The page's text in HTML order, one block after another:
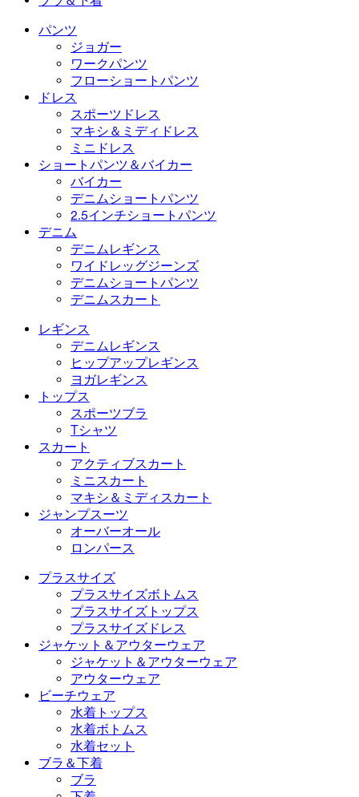
プラスサイズドレス
アウターウェア
水着トップス
水着ボトムス
水着セット
ブラ＆下着
ブラ
下着
パンツ
ジョガー
ワークパンツ
フローショートパンツ
ドレス
スポーツドレス
マキシ＆ミディドレス
ミニドレス
ショートパンツ＆バイカー
バイカー
デニムショートパンツ
2.5インチショートパンツ
デニム
デニムレギンス
ワイドレッグジーンズ
デニムショートパンツ
デニムスカート
レギンス
デニムレギンス
ヒップアップレギンス
ヨガレギンス
トップス
スポーツブラ
Tシャツ
スカート
アクティブスカート
ミニスカート
マキシ＆ミディスカート
ジャンプスーツ
オーバーオール
ロンパース
プラスサイズ
プラスサイズボトムス
プラスサイズトップス
プラスサイズドレス
ジャケット＆アウターウェア
ジャケット＆アウターウェア
アウターウェア
ビーチウェア
水着トップス
水着ボトムス
水着セット
ブラ＆下着
ブラ